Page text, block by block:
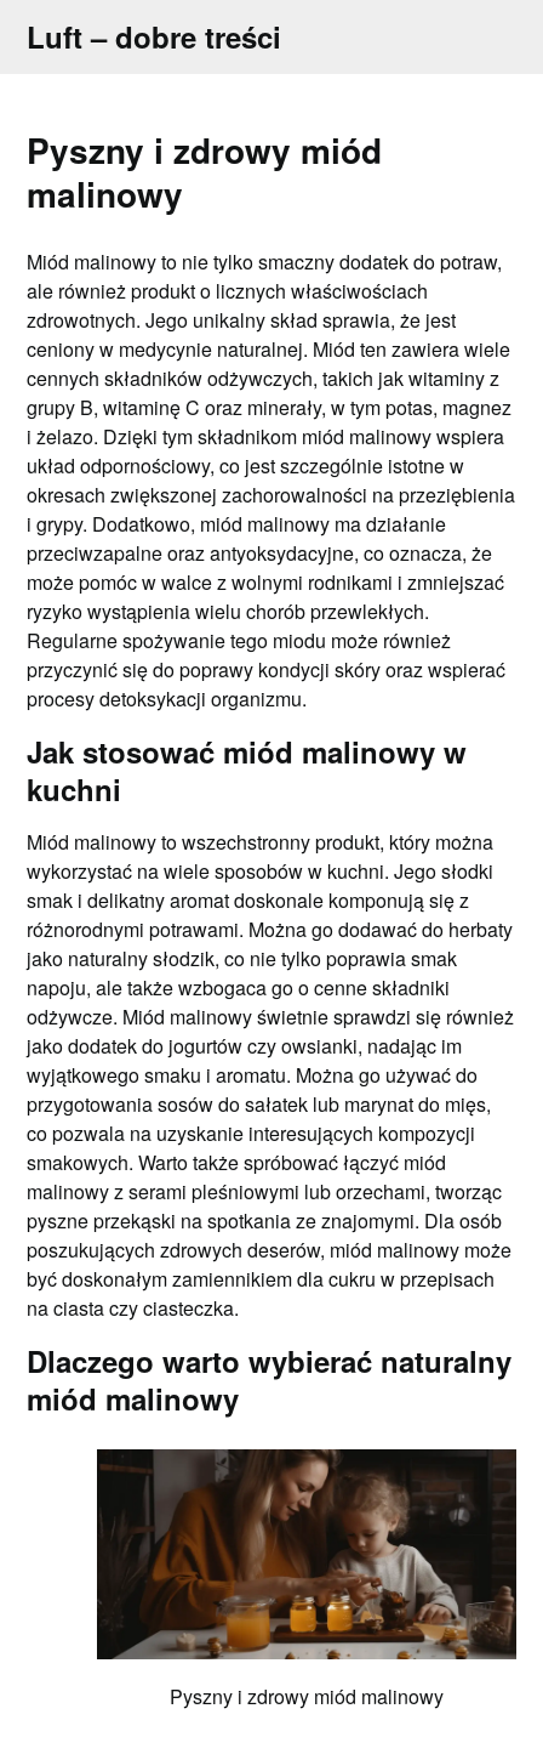
Luft – dobre treści
Pyszny i zdrowy miód
malinowy
Miód malinowy to nie tylko smaczny dodatek do potraw,
ale również produkt o licznych właściwościach
zdrowotnych. Jego unikalny skład sprawia, że jest
ceniony w medycynie naturalnej. Miód ten zawiera wiele
cennych składników odżywczych, takich jak witaminy z
grupy B, witaminę C oraz minerały, w tym potas, magnez
i żelazo. Dzięki tym składnikom miód malinowy wspiera
układ odpornościowy, co jest szczególnie istotne w
okresach zwiększonej zachorowalności na przeziębienia
i grypy. Dodatkowo, miód malinowy ma działanie
przeciwzapalne oraz antyoksydacyjne, co oznacza, że
może pomóc w walce z wolnymi rodnikami i zmniejszać
ryzyko wystąpienia wielu chorób przewlekłych.
Regularne spożywanie tego miodu może również
przyczynić się do poprawy kondycji skóry oraz wspierać
procesy detoksykacji organizmu.
Jak stosować miód malinowy w
kuchni
Miód malinowy to wszechstronny produkt, który można
wykorzystać na wiele sposobów w kuchni. Jego słodki
smak i delikatny aromat doskonale komponują się z
różnorodnymi potrawami. Można go dodawać do herbaty
jako naturalny słodzik, co nie tylko poprawia smak
napoju, ale także wzbogaca go o cenne składniki
odżywcze. Miód malinowy świetnie sprawdzi się również
jako dodatek do jogurtów czy owsianki, nadając im
wyjątkowego smaku i aromatu. Można go używać do
przygotowania sosów do sałatek lub marynat do mięs,
co pozwala na uzyskanie interesujących kompozycji
smakowych. Warto także spróbować łączyć miód
malinowy z serami pleśniowymi lub orzechami, tworząc
pyszne przekąski na spotkania ze znajomymi. Dla osób
poszukujących zdrowych deserów, miód malinowy może
być doskonałym zamiennikiem dla cukru w przepisach
na ciasta czy ciasteczka.
Dlaczego warto wybierać naturalny
miód malinowy
Pyszny i zdrowy miód malinowy